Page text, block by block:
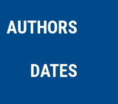
AUTHORS
DATES